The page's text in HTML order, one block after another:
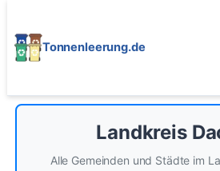
Tonnenleerung.de
Landkreis
Alle Gemeinden und Städte im